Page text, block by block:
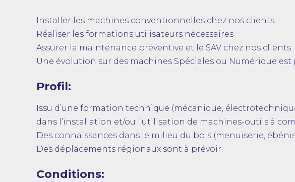
Installer les machines conventionnelles chez nos clients
Réaliser les formations utilisateurs nécessaires
Assurer la maintenance préventive et le SAV chez nos clients.
Une évolution sur des machines Spéciales ou Numérique
Profil:
Issu d’une formation technique (mécanique,
dans l’installation et/ou l’utilisation de machines-outils à
Des connaissances dans le milieu du bois (menuiserie,
Des déplacements régionaux sont à prévoir.
Conditions: